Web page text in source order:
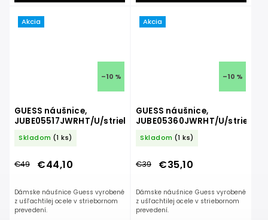
Akcia
–10 %
GUESS náušnice,
JUBE05517JWRHT/U/strieborná
Skladom (1 ks)
€49 €44,10
Dámske náušnice Guess vyrobené
z ušľachtilej ocele v striebornom
prevedení.
Akcia
–10 %
GUESS náušnice,
JUBE05360JWRHT/U/
Skladom (1 ks)
€39 €35,10
Dámske náušnice Guess vyrobené
z ušľachtilej ocele v striebornom
prevedení.